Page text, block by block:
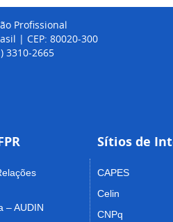
Profissional
| CEP: 80020-300
3310-2665
– AUDIN
Sítios de
CAPES
Celin
CNPq